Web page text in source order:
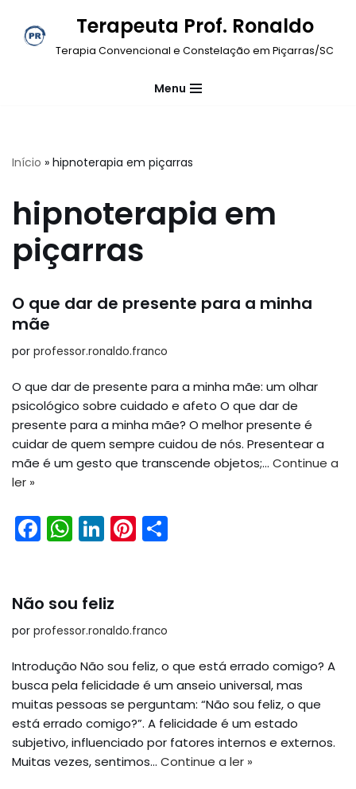
Pular
Terapeuta Prof. Ronaldo
Terapia Convencional e Constelação em Piçarras/SC
Menu
Início » hipnoterapia em piçarras
hipnoterapia em
piçarras
O que dar de presente para a minha
mãe
por professor.ronaldo.franco
O que dar de presente para a minha mãe: um olhar
psicológico sobre cuidado e afeto O que dar de
presente para a minha mãe? O melhor presente é
cuidar de quem sempre cuidou de nós. Presentear a
mãe é um gesto que transcende objetos;… Continue a
ler »
F
a
e
b
o
o
k
W
h
ts
A
p
p
Li
n
e
dI
n
Pi
nt
st
Não sou feliz
por professor.ronaldo.franco
Introdução Não sou feliz, o que está errado comigo? A
busca pela felicidade é um anseio universal, mas
muitas pessoas se perguntam: “Não sou feliz, o que
está errado comigo?”. A felicidade é um estado
subjetivo, influenciado por fatores internos e externos.
Muitas vezes, sentimos… Continue a ler »